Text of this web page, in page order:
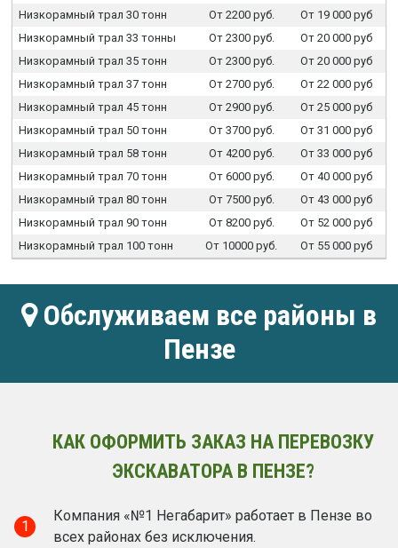
Низкорамный трал 30 тонн От 2200 руб.
От 19 000 руб
Низкорамный трал 33 тонны
От 2300 руб.
От 20 000 руб
Низкорамный трал 35 тонн
От 2300 руб.
От 20 000 руб
Низкорамный трал 37 тонн
От 2700 руб.
От 22 000 руб
Низкорамный трал 45 тонн
От 2900 руб.
От 25 000 руб
Низкорамный трал 50 тонн
От 3700 руб.
От 31 000 руб
Низкорамный трал 58 тонн
От 4200 руб.
От 33 000 руб
Низкорамный трал 70 тонн
От 6000 руб.
От 40 000 руб
Низкорамный трал 80 тонн
От 7500 руб.
От 43 000 руб
Низкорамный трал 90 тонн
От 8200 руб.
От 52 000 руб
Низкорамный трал 100 тонн
От 10000 руб. От 55 000 руб
Обслуживаем все районы в
Пензе
КАК ОФОРМИТЬ ЗАКАЗ НА ПЕРЕВОЗКУ
ЭКСКАВАТОРА В ПЕНЗЕ?
1
Компания «№1 Негабарит» работает в Пензе во
всех районах без исключения.